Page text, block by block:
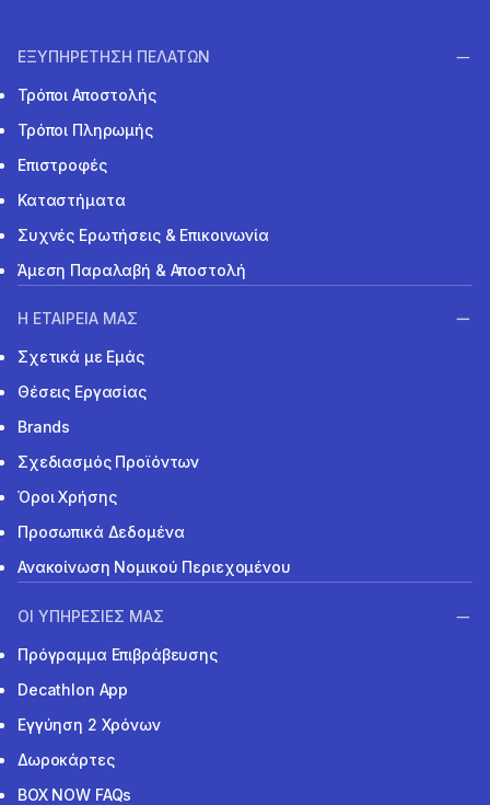
ΕΞΥΠΗΡΕΤΗΣΗ ΠΕΛΑΤΩΝ
Τρόποι Αποστολής
Τρόποι Πληρωμής
Επιστροφές
Καταστήματα
Συχνές Ερωτήσεις & Επικοινωνία
Άμεση Παραλαβή & Αποστολή
Η ΕΤΑΙΡΕΙΑ ΜΑΣ
Σχετικά με Εμάς
Θέσεις Εργασίας
Brands
Σχεδιασμός Προϊόντων
Όροι Χρήσης
Προσωπικά Δεδομένα
Ανακοίνωση Νομικού Περιεχομένου
ΟΙ ΥΠΗΡΕΣΙΕΣ ΜΑΣ
Πρόγραμμα Επιβράβευσης
Decathlon App
Εγγύηση 2 Χρόνων
Δωροκάρτες
BOX NOW FAQs